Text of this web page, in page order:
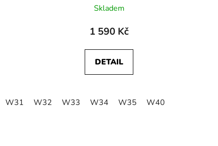
Skladem
1 590 Kč
DETAIL
W31 W32 W33 W34 W35 W40